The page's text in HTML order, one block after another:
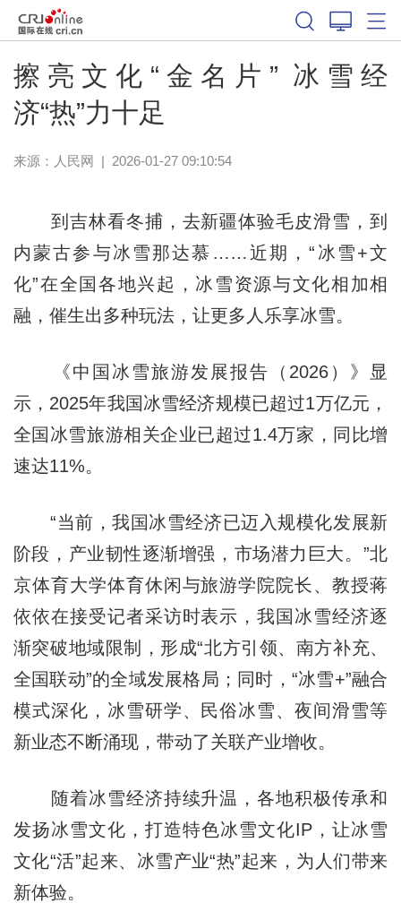
擦亮文化“金名片” 冰雪经
济“热”力十足
来源： 人民网 | 2026-01-27 09:10:54
到吉林看冬捕，去新疆体验毛皮滑雪，到
内蒙古参与冰雪那达慕……近期，“冰雪+文
化”在全国各地兴起，冰雪资源与文化相加相
融，催生出多种玩法，让更多人乐享冰雪。
《中国冰雪旅游发展报告（2026）》显
示，2025年我国冰雪经济规模已超过1万亿元，
全国冰雪旅游相关企业已超过1.4万家，同比增
速达11%。
“当前，我国冰雪经济已迈入规模化发展新
阶段，产业韧性逐渐增强，市场潜力巨大。”北
京体育大学体育休闲与旅游学院院长、教授蒋
依依在接受记者采访时表示，我国冰雪经济逐
渐突破地域限制，形成“北方引领、南方补充、
全国联动”的全域发展格局；同时，“冰雪+”融合
模式深化，冰雪研学、民俗冰雪、夜间滑雪等
新业态不断涌现，带动了关联产业增收。
随着冰雪经济持续升温，各地积极传承和
发扬冰雪文化，打造特色冰雪文化IP，让冰雪
文化“活”起来、冰雪产业“热”起来，为人们带来
新体验。